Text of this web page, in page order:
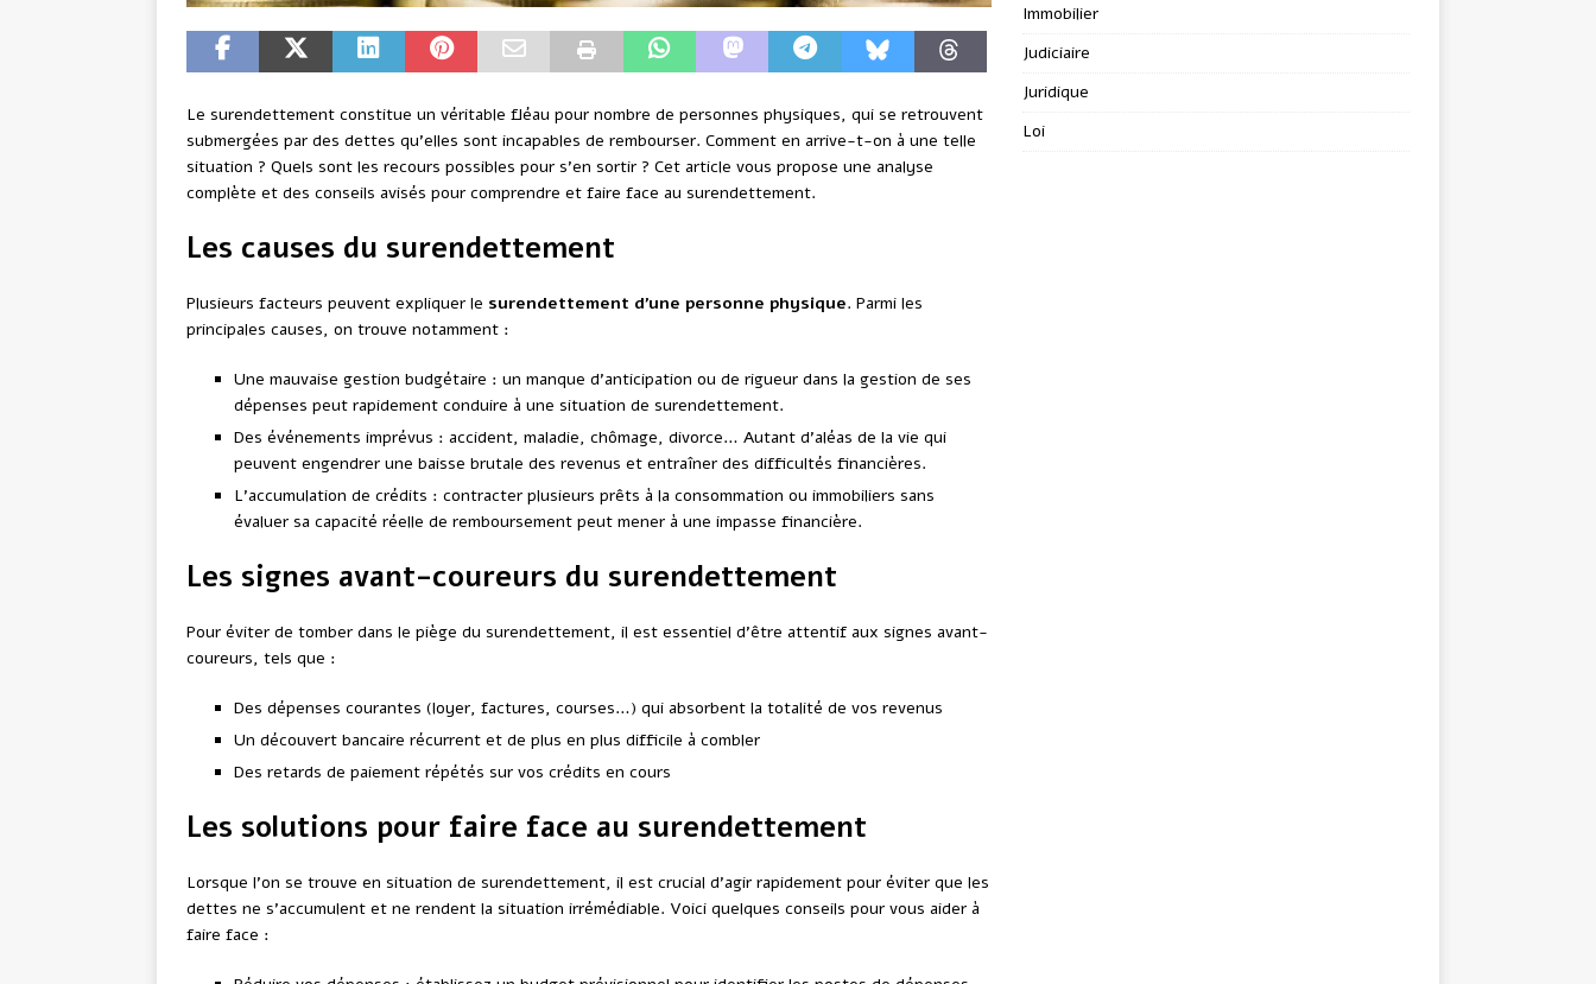
Le surendettement constitue un véritable fléau pour nombre de personnes physiques, qui se retrouvent
submergées par des dettes qu’elles sont incapables de rembourser. Comment en arrive-t-on à une telle
situation ? Quels sont les recours possibles pour s’en sortir ? Cet article vous propose une analyse
complète et des conseils avisés pour comprendre et faire face au surendettement.
Les causes du surendettement
Plusieurs facteurs peuvent expliquer le surendettement d’une personne physique. Parmi les
principales causes, on trouve notamment :
Une mauvaise gestion budgétaire : un manque d’anticipation ou de rigueur dans la gestion de ses
dépenses peut rapidement conduire à une situation de surendettement.
Des événements imprévus : accident, maladie, chômage, divorce… Autant d’aléas de la vie qui
peuvent engendrer une baisse brutale des revenus et entraîner des difficultés financières.
L’accumulation de crédits : contracter plusieurs prêts à la consommation ou immobiliers sans
évaluer sa capacité réelle de remboursement peut mener à une impasse financière.
Les signes avant-coureurs du surendettement
Pour éviter de tomber dans le piège du surendettement, il est essentiel d’être attentif aux signes avant-
coureurs, tels que :
Des dépenses courantes (loyer, factures, courses…) qui absorbent la totalité de vos revenus
Un découvert bancaire récurrent et de plus en plus difficile à combler
Des retards de paiement répétés sur vos crédits en cours
Les solutions pour faire face au surendettement
Lorsque l’on se trouve en situation de surendettement, il est crucial d’agir rapidement pour éviter que les
dettes ne s’accumulent et ne rendent la situation irrémédiable. Voici quelques conseils pour vous aider à
faire face :
Immobilier
Judiciaire
Juridique
Loi